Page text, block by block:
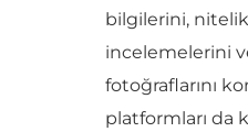
bilgilerini,
incelemelerini
fotoğraflarını
platformları da